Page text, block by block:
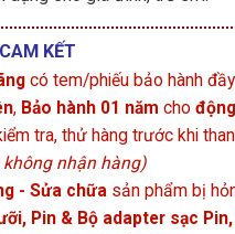
KẾT
có tem/phiếu bảo hành
, Bảo hành 01 năm cho
tra, thử hàng trước khi
nhận hàng)
- Sửa chữa sản phẩm bị
Pin & Bộ adapter sạc